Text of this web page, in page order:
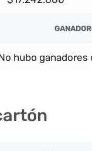
hubo ganadores